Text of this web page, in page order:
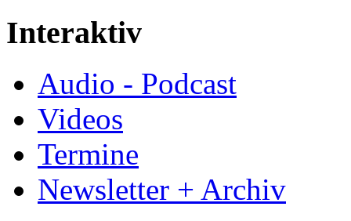
Interaktiv
Audio - Podcast
Videos
Termine
Newsletter + Archiv